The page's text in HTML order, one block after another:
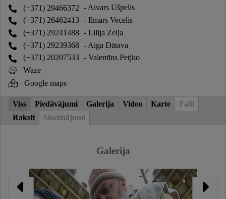
(+371) 29466372 - Aivars Ušpelis
(+371) 26462413 - Ilmārs Vecelis
(+371) 29241488 - Lilija Zeiļa
(+371) 29239368 - Aiga Dātava
(+371) 20207533 - Valentīns Petjko
Waze
Google maps
Viss Piedāvājumi Galerija Video Karte
Faili
Raksti
Sludinājumi
Galerija